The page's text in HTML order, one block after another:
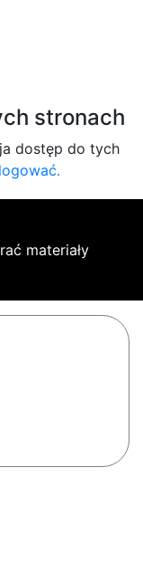
stronach
dostęp do tych
materiały